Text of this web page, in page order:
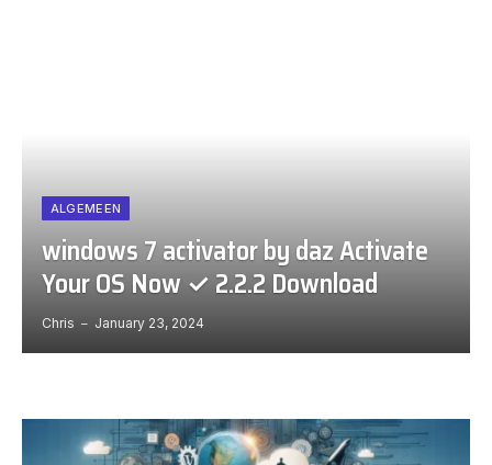
ALGEMEEN
windows 7 activator by daz Activate
Your OS Now ✓ 2.2.2 Download
Chris January 23, 2024